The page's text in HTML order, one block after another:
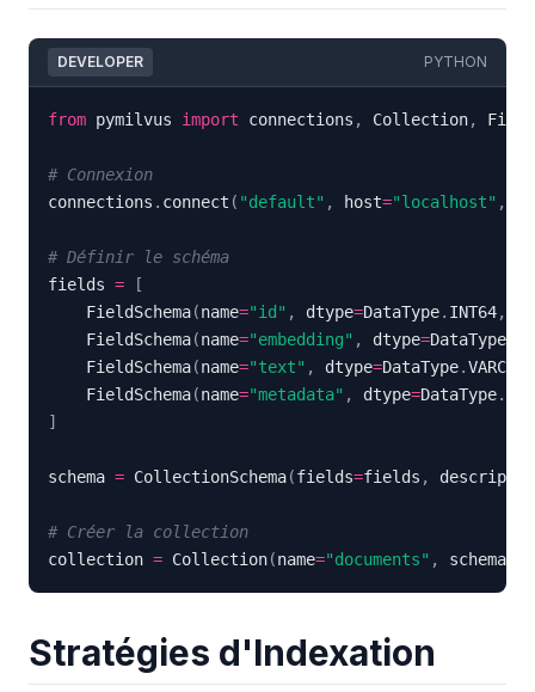
DEVELOPER PYTHON
from pymilvus import connections , Collection,
# Connexion
connections . connect ( "default" , host="localhost" ,
# Définir le schéma
fields =
[
    FieldSchema
(name="id" , dtype=DataType. INT64,
    FieldSchema
(name="embedding" , dtype=DataType
    FieldSchema
(name="text" , dtype=DataType.VARCHAR
    FieldSchema
(name="metadata" , dtype=DataType.
]
schema = CollectionSchema(fields=fields ,
# Créer la collection
collection = Collection(name="documents" , schema
Stratégies d'Indexation